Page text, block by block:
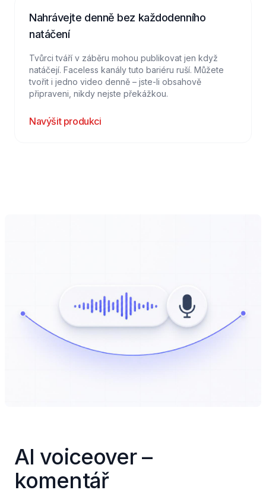
Nahrávejte denně bez každodenního
natáčení
Tvůrci tváří v záběru mohou publikovat jen když
natáčejí. Faceless kanály tuto bariéru ruší. Můžete
tvořit i jedno video denně – jste-li obsahově
připraveni, nikdy nejste překážkou.
Navýšit produkci
AI voiceover –
komentář